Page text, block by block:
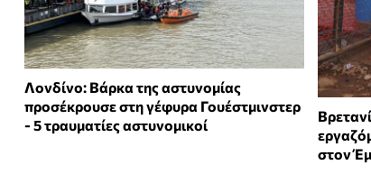
Λονδίνο: Βάρκα της αστυνομίας
προσέκρουσε στη γέφυρα Γουέστμινστερ
- 5 τραυματίες αστυνομικοί
στον